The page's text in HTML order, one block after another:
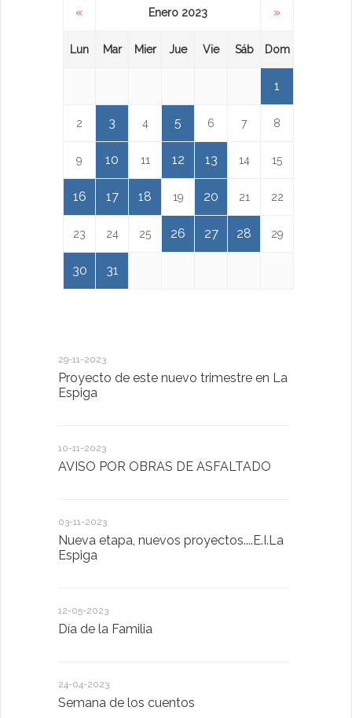
« Enero 2023 »
Lun Mar Mier Jue Vie Sáb Dom
1
2 3 4 5 6 7 8
9 10 11 12 13 14 15
16 17 18 19 20 21 22
23 24 25 26 27 28 29
30 31
29-11-2023
Proyecto de este nuevo trimestre en La
Espiga
10-11-2023
AVISO POR OBRAS DE ASFALTADO
03-11-2023
Nueva etapa, nuevos proyectos....E.I.La
Espiga
12-05-2023
Día de la Familia
24-04-2023
Semana de los cuentos